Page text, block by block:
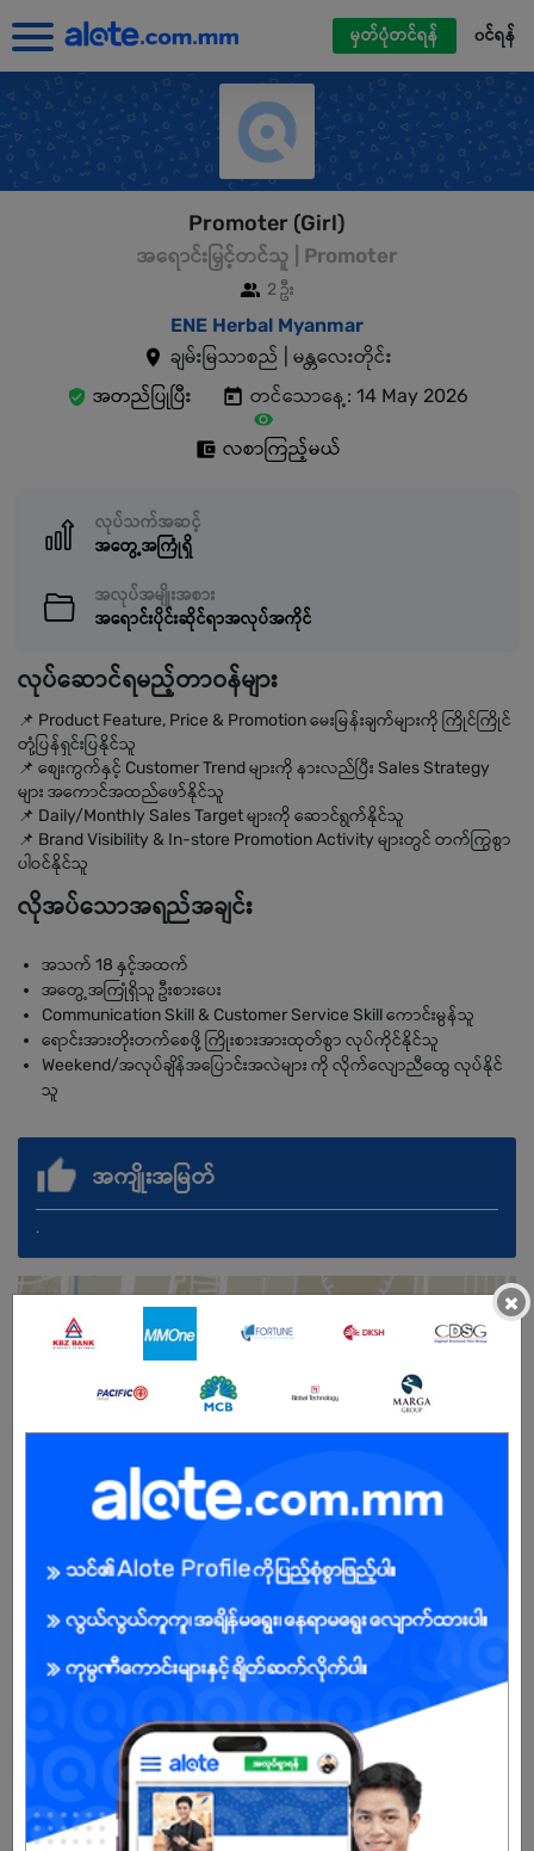
မှတ်ပုံတင်ရန် ၀င်ရန်
Promoter (Girl)
အရောင်းမြှင့်တင်သူ | Promoter
2 ဦး
ENE Herbal Myanmar
ချမ်းမြသာစည် | မန္တလေးတိုင်း
အတည်ပြုပြီး
တင်သောနေ့: 14 May 2026
လစာကြည့်မယ်
လုပ်သက်အဆင့်
အတွေ့အကြုံရှိ
အလုပ်အမျိုးအစား
အရောင်းပိုင်းဆိုင်ရာအလုပ်အကိုင်
လုပ်ဆောင်ရမည့်တာဝန်များ
📌 Product Feature, Price & Promotion မေးမြန်းချက်များကို ကြိုင်ကြိုင်
တုံ့ပြန်ရှင်းပြနိုင်သူ
📌 စျေးကွက်နှင့် Customer Trend များကို နားလည်ပြီး Sales Strategy
များ အကောင်အထည်ဖော်နိုင်သူ
📌 Daily/Monthly Sales Target များကို ဆောင်ရွက်နိုင်သူ
📌 Brand Visibility & In-store Promotion Activity များတွင် တက်ကြွစွာ
ပါဝင်နိုင်သူ
လိုအပ်သောအရည်အချင်း
အသက် 18 နှင့်အထက်
အတွေ့အကြုံရှိသူ ဦးစားပေး
Communication Skill & Customer Service Skill ကောင်းမွန်သူ
ရောင်းအားတိုးတက်စေဖို့ ကြိုးစားအားထုတ်စွာ လုပ်ကိုင်နိုင်သူ
Weekend/အလုပ်ချိန်အပြောင်းအလဲများ ကို လိုက်လျောညီထွေ လုပ်နိုင်
သူ
အကျိုးအမြတ်
.
အခွင့်အရေးရှိသူ :
သက်တမ်းကုန်သွားပါပြီ
အကောင့်မရှိသေးဘူးလား?
မှတ်ပုံတင်မယ်
×